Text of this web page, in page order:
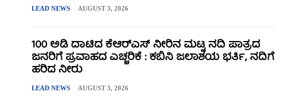
LEAD NEWS AUGUST 3, 2026
100 ಅಡಿ ದಾಟಿದ ಕೆಆರ್‌ಎಸ್ ನೀರಿನ ಮಟ್ಟ ನದಿ ಪಾತ್ರದ
ಜನರಿಗೆ ಪ್ರವಾಹದ ಎಚ್ಚರಿಕೆ : ಕಬಿನಿ ಜಲಾಶಯ ಭರ್ತಿ, ನದಿಗೆ
ಹರಿದ ನೀರು
LEAD NEWS AUGUST 3, 2026